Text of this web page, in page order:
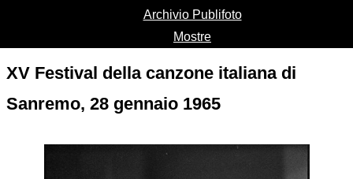
Archivio Publifoto
Mostre
XV Festival della canzone italiana di
Sanremo, 28 gennaio 1965